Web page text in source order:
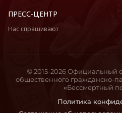
ПРЕСС-ЦЕНТР
Нас спрашивают
Политика
© 2015-2026 Официальный
общественного гражданско-
«Бессмертный